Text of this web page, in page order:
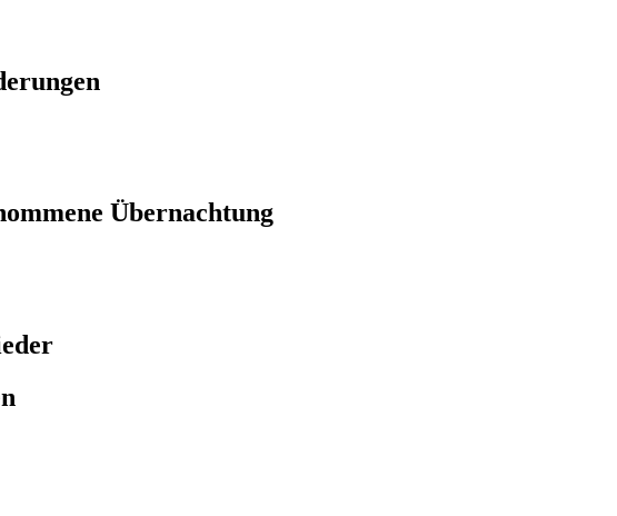
Übernachtung